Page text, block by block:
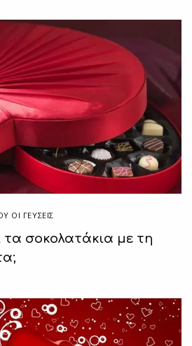
ΟΙ ΓΕΎΣΕΙΣ
τα σοκολατάκια με τη